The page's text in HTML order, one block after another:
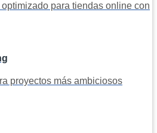
para tiendas online con
proyectos más ambiciosos